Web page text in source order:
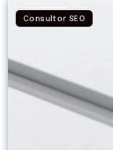
Consultor SEO